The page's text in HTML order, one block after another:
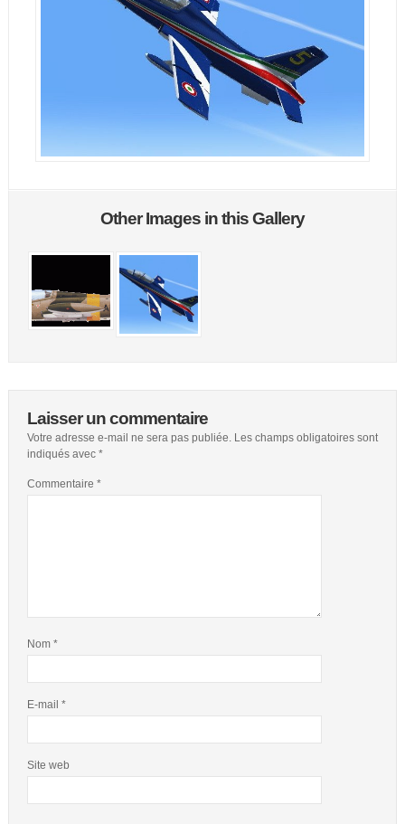
Other Images in this Gallery
Laisser un commentaire
Votre adresse e-mail ne sera pas publiée. Les champs obligatoires sont
indiqués avec *
Commentaire *
Nom *
E-mail *
Site web